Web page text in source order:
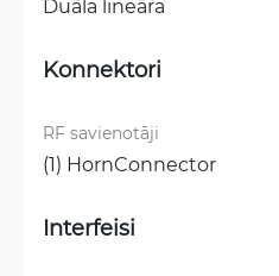
Duāla lineāra
Konnektori
RF savienotāji
(1) HornConnector
Interfeisi